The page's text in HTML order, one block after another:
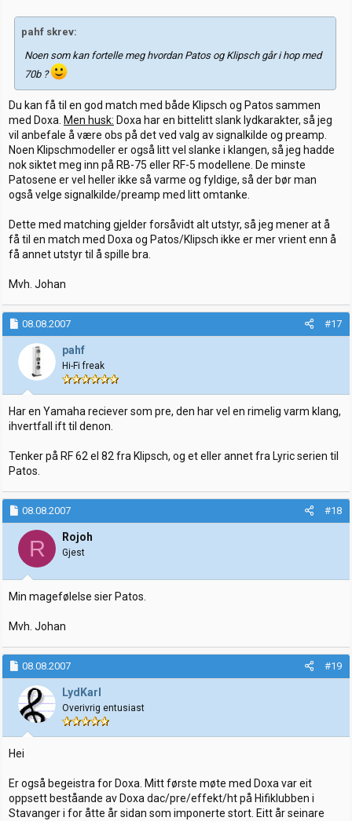
pahf skrev:
Noen som kan fortelle meg hvordan Patos og Klipsch går i hop med
70b ?
Du kan få til en god match med både Klipsch og Patos sammen
med Doxa. Men husk: Doxa har en bittelitt slank lydkarakter, så jeg
vil anbefale å være obs på det ved valg av signalkilde og preamp.
Noen Klipschmodeller er også litt vel slanke i klangen, så jeg hadde
nok siktet meg inn på RB-75 eller RF-5 modellene. De minste
Patosene er vel heller ikke så varme og fyldige, så der bør man
også velge signalkilde/preamp med litt omtanke.
Dette med matching gjelder forsåvidt alt utstyr, så jeg mener at å
få til en match med Doxa og Patos/Klipsch ikke er mer vrient enn å
få annet utstyr til å spille bra.
Mvh. Johan
08.08.2007 #17
pahf
Hi-Fi freak
Har en Yamaha reciever som pre, den har vel en rimelig varm klang,
ihvertfall ift til denon.
Tenker på RF 62 el 82 fra Klipsch, og et eller annet fra Lyric serien til
Patos.
08.08.2007 #18
R Rojoh
Gjest
Min magefølelse sier Patos.
Mvh. Johan
08.08.2007 #19
LydKarl
Overivrig entusiast
Hei
Er også begeistra for Doxa. Mitt første møte med Doxa var eit
oppsett beståande av Doxa dac/pre/effekt/ht på Hifiklubben i
Stavanger i for åtte år sidan som imponerte stort. Eitt år seinare